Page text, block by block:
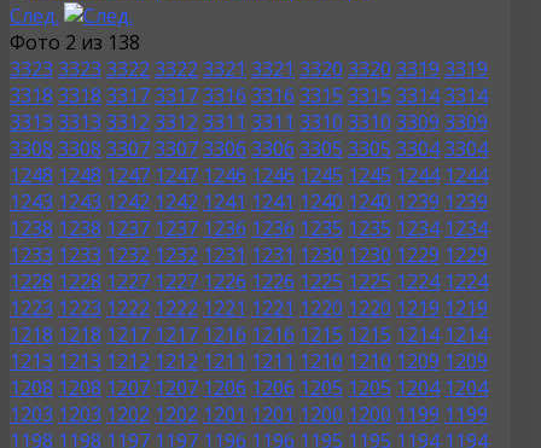
След.
Фото 2 из 138
3323 3323 3322 3322 3321 3321 3320 3320 3319 3319
3318 3318 331733173316 3316 3315 3315 33143314
3313 3313 3312 3312 3311 3311 3310 3310 3309 3309
3308 3308 330733073306 3306 3305 3305 33043304
1248 1248 1247 1247 1246 1246 1245 1245 1244 1244
1243 1243 1242 1242 1241 1241 1240 1240 1239 1239
1238 1238 1237 1237 1236 1236 1235 1235 1234 1234
1233 1233 1232 1232 1231 1231 1230 1230 1229 1229
1228 1228 1227 1227 1226 1226 1225 1225 1224 1224
1223 1223 1222 1222 1221 1221 1220 1220 1219 1219
1218 1218 1217 1217 1216 1216 1215 1215 1214 1214
1213 1213 1212 1212 1211 1211 1210 1210 1209 1209
1208 1208 1207 1207 1206 1206 1205 1205 1204 1204
1203 1203 1202 1202 1201 1201 1200 1200 1199 1199
1198 1198 1197 1197 1196 1196 1195 1195 1194 1194